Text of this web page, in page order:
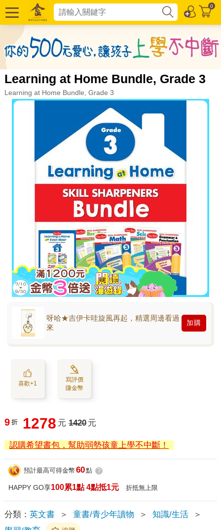
0
Learning at Home Bundle, Grade 3
Learning at Home Bundle, Grade 3
呀哈★吉伊卡哇旋風再起，精選周邊看過
來
加購
喜歡+1
寫評價
賺金幣
9 折 1278 元 1420 元
認購希望書包，幫助弱勢孩童上學不中斷！
預計最高可得金幣 60點 ?
HAPPY GO享100累1點 4點抵1元 折抵無上限
分類： 英文書 ＞ 童書/青少年讀物 ＞ 知識/生活
＞